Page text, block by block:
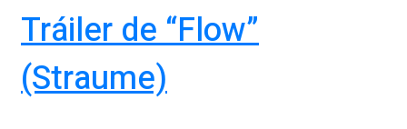
Tráiler de “Flow”
(Straume)